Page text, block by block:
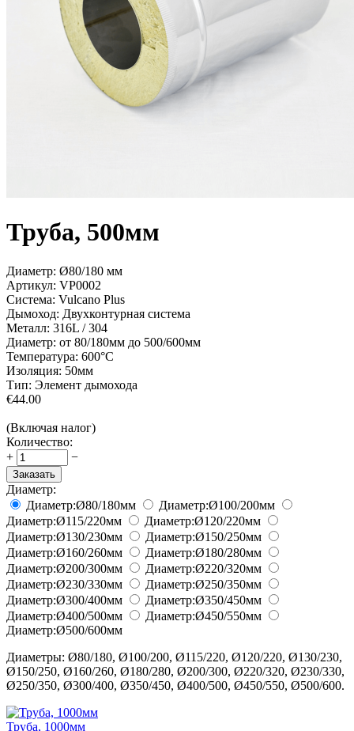
Труба, 500мм
Диаметр: Ø80/180 мм
Артикул: VP0002
Система: Vulcano Plus
Дымоход: Двухконтурная система
Металл: 316L / 304
Диаметр: от 80/180мм до 500/600мм
Температура: 600°С
Изоляция: 50мм
Тип: Элемент дымохода
€44.00
(Включая налог)
Количество:
+
−
Заказать
Диаметр:
Диаметр:Ø80/180мм Диаметр:Ø100/200мм
Диаметр:Ø115/220мм Диаметр:Ø120/220мм
Диаметр:Ø130/230мм Диаметр:Ø150/250мм
Диаметр:Ø160/260мм Диаметр:Ø180/280мм
Диаметр:Ø200/300мм Диаметр:Ø220/320мм
Диаметр:Ø230/330мм Диаметр:Ø250/350мм
Диаметр:Ø300/400мм Диаметр:Ø350/450мм
Диаметр:Ø400/500мм Диаметр:Ø450/550мм
Диаметр:Ø500/600мм
Диаметры: Ø80/180, Ø100/200, Ø115/220, Ø120/220, Ø130/230,
Ø150/250, Ø160/260, Ø180/280, Ø200/300, Ø220/320, Ø230/330,
Ø250/350, Ø300/400, Ø350/450, Ø400/500, Ø450/550, Ø500/600.
Труба, 1000мм